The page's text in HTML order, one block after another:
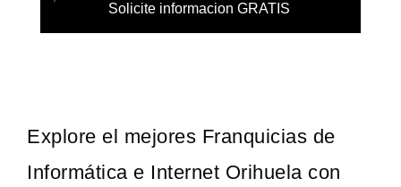
Solicite informacion GRATIS
Explore el mejores Franquicias de
Informática e Internet Orihuela con